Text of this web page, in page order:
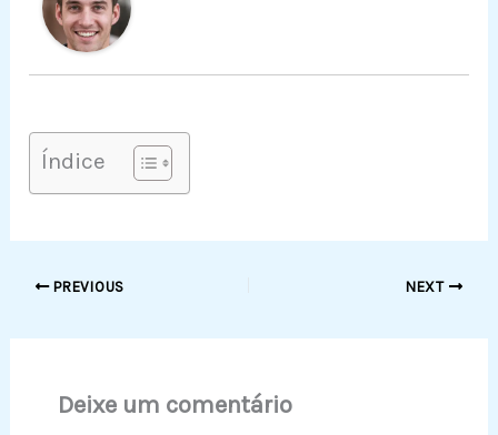
Índice
PREVIOUS NEXT
Deixe um comentário